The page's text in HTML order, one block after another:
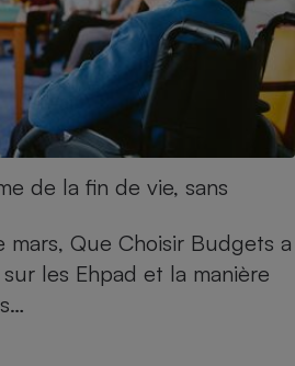
de la fin de vie, sans
mars, Que Choisir Budgets a
les Ehpad et la manière